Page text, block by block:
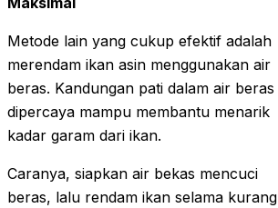
Metode lain yang cukup efektif adalah
merendam ikan asin menggunakan air
beras. Kandungan pati dalam air beras
dipercaya mampu membantu menarik
kadar garam dari ikan.
Caranya, siapkan air bekas mencuci
beras, lalu rendam ikan selama kurang